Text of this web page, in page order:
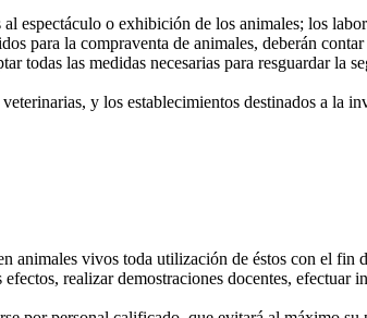
o exhibición de los animales; los
para la compraventa de animales, deberán
todas las medidas necesarias para resguardar la
y los establecimientos destinados a la
animales vivos toda utilización de éstos con el
realizar demostraciones docentes,